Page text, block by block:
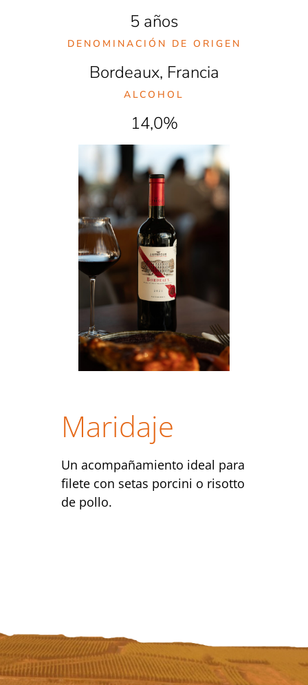
5 años
DENOMINACIÓN DE ORIGEN
Bordeaux, Francia
ALCOHOL
14,0%
Maridaje
Un acompañamiento ideal para
filete con setas porcini o risotto
de pollo.